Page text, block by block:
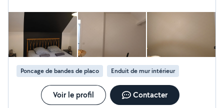
demande de devis ou renseignement. Interventions
rapides, travail soigné et tarifs adaptés à votre budget
Poncage de bandes de placo Enduit de mur intérieur
Voir le profil Contacter